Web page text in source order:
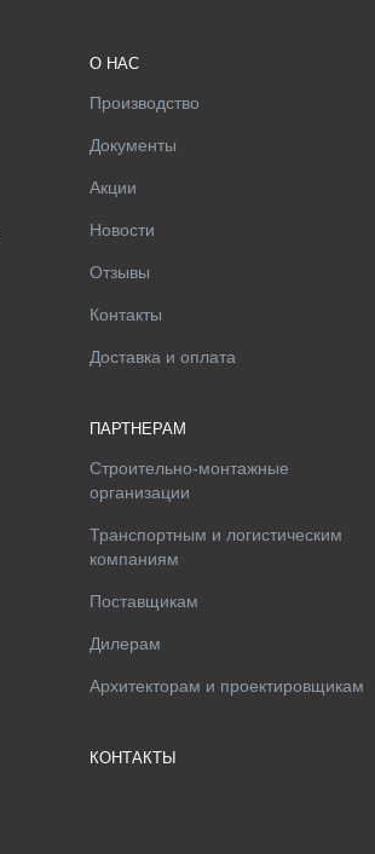
О НАС
Производство
Документы
Акции
Новости
Отзывы
Контакты
Доставка и оплата
ПАРТНЕРАМ
Строительно-монтажные
организации
Транспортным и логистическим
компаниям
Поставщикам
Дилерам
Архитекторам и проектировщикам
КОНТАКТЫ